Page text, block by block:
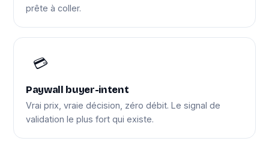
prête à coller.
💳
Paywall buyer-intent
Vrai prix, vraie décision, zéro débit. Le signal de
validation le plus fort qui existe.